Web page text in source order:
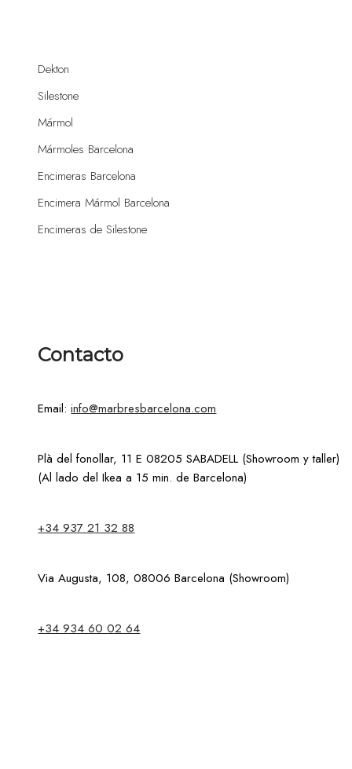
Dekton
Silestone
Mármol
Mármoles Barcelona
Encimeras Barcelona
Encimera Mármol Barcelona
Encimeras de Silestone
Contacto
Email:info@marbresbarcelona.com
Plà del fonollar, 11 E 08205 SABADELL (Showroom y taller)
(Al lado del Ikea a 15 min. de Barcelona)
+34 937 21 32 88
Via Augusta, 108, 08006 Barcelona (Showroom)
+34 934 60 02 64